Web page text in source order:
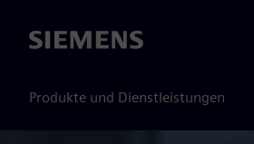
Siemens
Produkte und Dienstleistungen